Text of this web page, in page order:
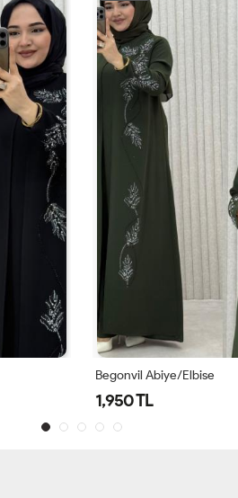
Begonvil Abiye/Elbise
1,950 TL